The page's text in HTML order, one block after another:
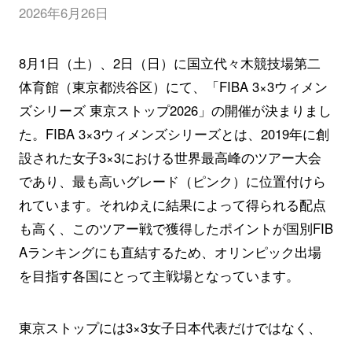
2026年6月26日
8月1日（土）、2日（日）に国立代々木競技場第二
体育館（東京都渋谷区）にて、「FIBA 3×3ウィメン
ズシリーズ 東京ストップ2026」の開催が決まりまし
た。FIBA 3×3ウィメンズシリーズとは、2019年に創
設された女子3×3における世界最高峰のツアー大会
であり、最も高いグレード（ピンク）に位置付けら
れています。それゆえに結果によって得られる配点
も高く、このツアー戦で獲得したポイントが国別FIB
Aランキングにも直結するため、オリンピック出場
を目指す各国にとって主戦場となっています。
東京ストップには3×3女子日本代表だけではなく、